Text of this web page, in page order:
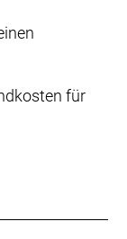
für